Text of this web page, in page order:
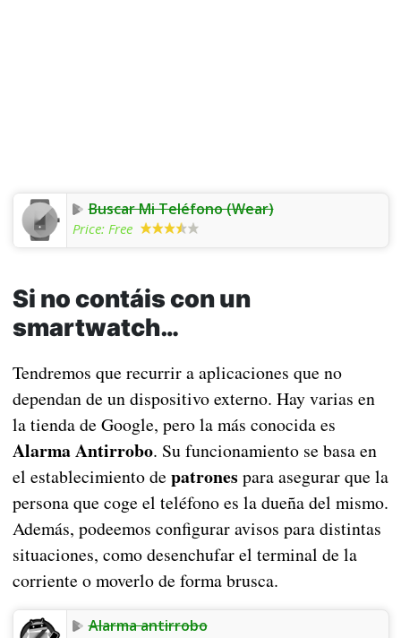
Buscar Mi Teléfono (Wear)
Price: Free
Si no contáis con un
smartwatch…
Tendremos que recurrir a aplicaciones que no
dependan de un dispositivo externo. Hay varias en
la tienda de Google, pero la más conocida es
Alarma Antirrobo. Su funcionamiento se basa en
el establecimiento de patrones para asegurar que la
persona que coge el teléfono es la dueña del mismo.
Además, podeemos configurar avisos para distintas
situaciones, como desenchufar el terminal de la
corriente o moverlo de forma brusca.
Alarma antirrobo